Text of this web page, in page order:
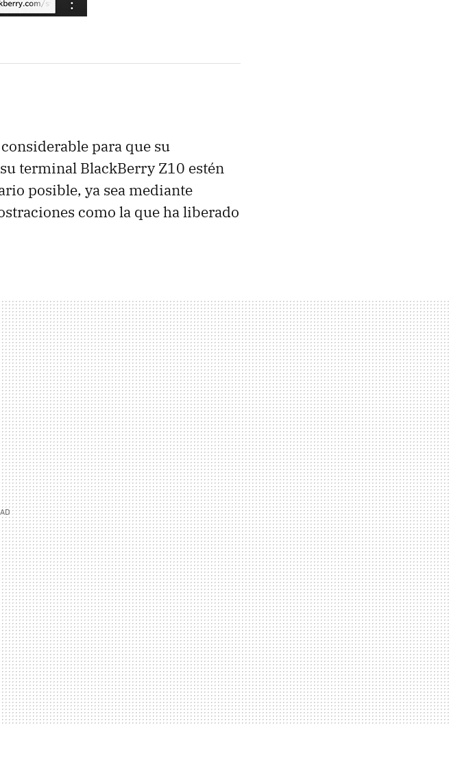
para que su
terminal BlackBerry Z10 estén
posible, ya sea mediante
como la que ha liberado